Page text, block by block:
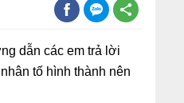
dẫn các em trả lời
tố hình thành nên